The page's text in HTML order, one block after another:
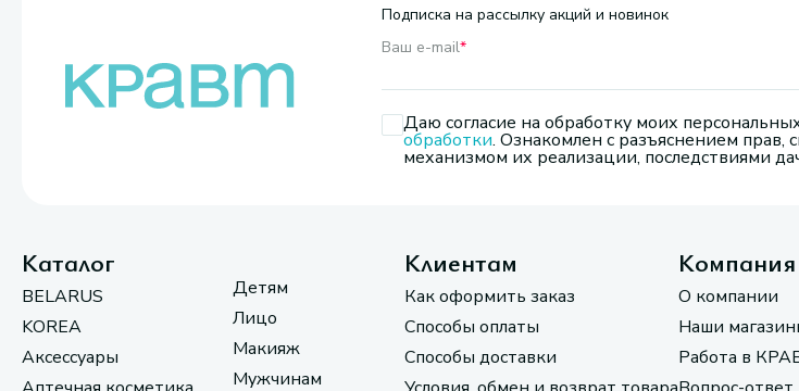
Подписка на рассылку акций и новинок
Ваш e-mail*
Даю согласие на обработку моих
обработки. Ознакомлен с разъяснением прав,
механизмом их реализации, последствиями
Каталог
BELARUS
KOREA
Аксессуары
Детям
Лицо
Макияж
Мужчинам
Клиентам
Как оформить заказ
Способы оплаты
Способы доставки
Компания
О компании
Наши
Работа в